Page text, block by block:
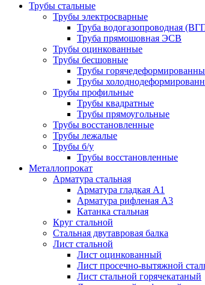
Трубы стальные
Трубы электросварные
Труба водогазопроводная
Труба прямошовная ЭСВ
Трубы оцинкованные
Трубы бесшовные
Трубы
Трубы
Трубы профильные
Трубы квадратные
Трубы прямоугольные
Трубы восстановленные
Трубы лежалые
Трубы б/у
Трубы восстановленные
Металлопрокат
Арматура стальная
Арматура гладкая А1
Арматура рифленая А3
Катанка стальная
Круг стальной
Стальная двутавровая балка
Лист стальной
Лист оцинкованный
Лист просечно-вытяжной
Лист стальной горячекатаный